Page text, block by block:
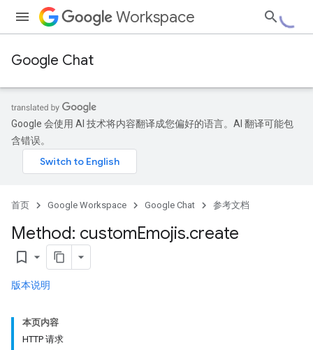
Workspace
Google Chat
Google 会使用 AI 技术将内容翻译成您偏好的语言。AI 翻译可能包
含错误。
首页 Google Workspace Google Chat 参考文档
Method: customEmojis.create
bookmark_border
版本说明
本页内容
HTTP 请求